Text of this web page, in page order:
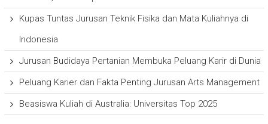
Kupas Tuntas Jurusan Teknik Fisika dan Mata Kuliahnya di
Indonesia
Jurusan Budidaya Pertanian Membuka Peluang Karir di Dunia
Peluang Karier dan Fakta Penting Jurusan Arts Management
Beasiswa Kuliah di Australia: Universitas Top 2025